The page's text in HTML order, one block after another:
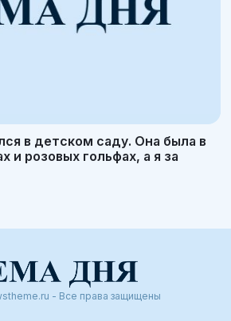
в детском саду. Она была в
и розовых гольфах, а я за
- Все права защищены